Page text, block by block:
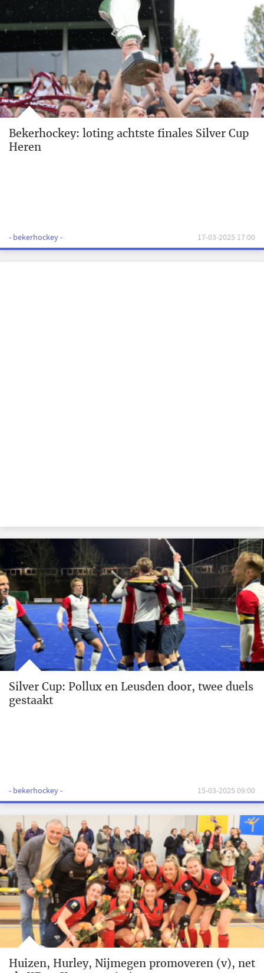
Bekerhockey: loting achtste finales Silver Cup
Heren
- bekerhockey - 17-03-2025 17:00
Silver Cup: Pollux en Leusden door, twee duels
gestaakt
- bekerhockey - 15-03-2025 09:00
Huizen, Hurley, Nijmegen promoveren (v), net